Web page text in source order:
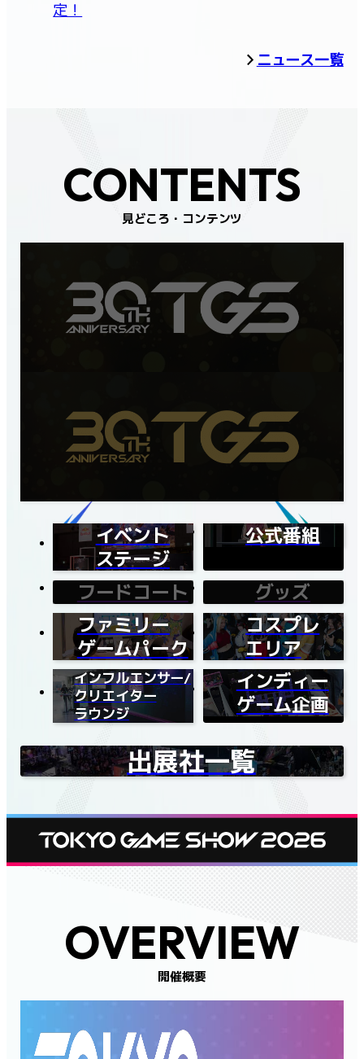
ニュース一覧
定！
CONTENTS
見どころ・コンテンツ
イベント
ステージ
公式番組
フードコート
グッズ
ファミリー
ゲームパーク
コスプレ
エリア
インフルエンサー/
クリエイター
ラウンジ
インディー
ゲーム企画
出展社一覧
OVERVIEW
開催概要